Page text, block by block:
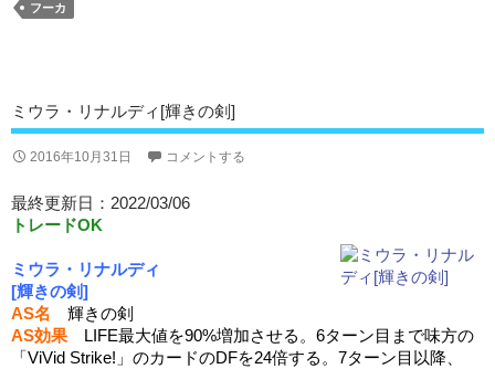
フーカ
ミウラ・リナルディ[輝きの剣]
2016年10月31日 コメントする
最終更新日：2022/03/06
トレードOK
ミウラ・リナルディ
[輝きの剣]
AS名 輝きの剣
AS効果 LIFE最大値を90%増加させる。6ターン目まで味方の
「ViVid Strike!」のカードのDFを24倍する。7ターン目以降、